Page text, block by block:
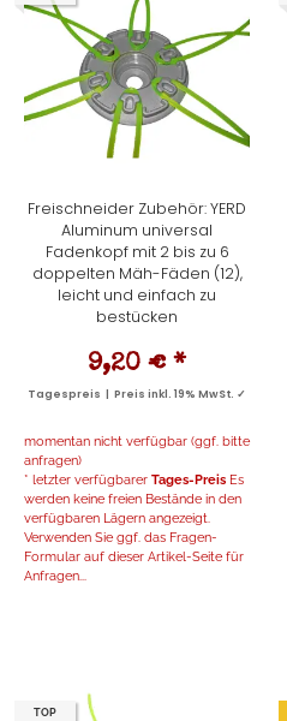
Freischneider Zubehör: YERD
Aluminum universal
Fadenkopf mit 2 bis zu 6
doppelten Mäh-Fäden (12),
leicht und einfach zu
bestücken
9,20 € *
Tagespreis | Preis inkl. 19% MwSt. ✓
momentan nicht verfügbar (ggf. bitte
anfragen)
* letzter verfügbarer Tages-Preis Es
werden keine freien Bestände in den
verfügbaren Lägern angezeigt.
Verwenden Sie ggf. das Fragen-
Formular auf dieser Artikel-Seite für
Anfragen...
TOP